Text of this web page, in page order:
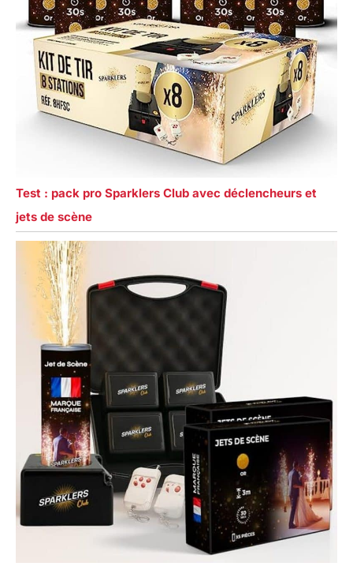
Test : pack pro Sparklers Club avec déclencheurs et
jets de scène